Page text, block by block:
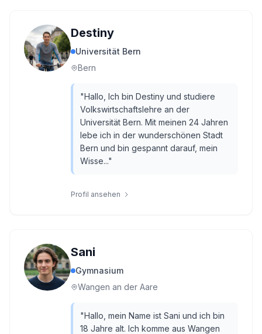
Destiny
Universität Bern
Bern
"Hallo, Ich bin Destiny und studiere
Volkswirtschaftslehre an der
Universität Bern. Mit meinen 24 Jahren
lebe ich in der wunderschönen Stadt
Bern und bin gespannt darauf, mein
Wisse..."
Profil ansehen
Sani
Gymnasium
Wangen an der Aare
"Hallo, mein Name ist Sani und ich bin
18 Jahre alt. Ich komme aus Wangen